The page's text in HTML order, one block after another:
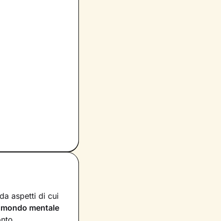
aspetti di cui
mondo mentale